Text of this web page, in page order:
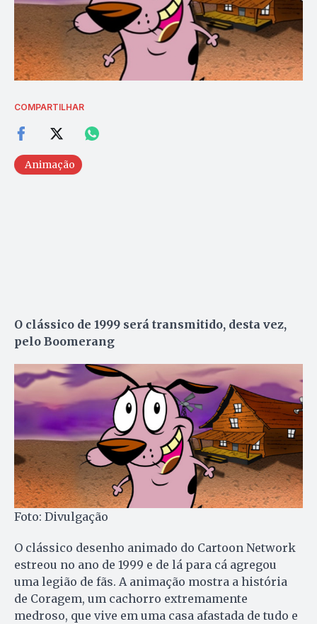
COMPARTILHAR
Animação
O clássico de 1999 será transmitido, desta vez,
pelo Boomerang
Foto: Divulgação
O clássico desenho animado do Cartoon Network
estreou no ano de 1999 e de lá para cá agregou
uma legião de fãs. A animação mostra a história
de Coragem, um cachorro extremamente
medroso, que vive em uma casa afastada de tudo e